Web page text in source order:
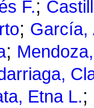
F.;
; García,
;
Etna L.;